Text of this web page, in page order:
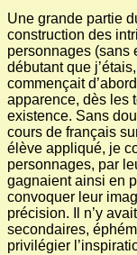
Une grande partie
construction des
personnages (sans
débutant que
commençait
apparence, dès les
existence. Sans
cours de français
élève appliqué, je
personnages, par
gagnaient ainsi en
convoquer leur
précision. Il n’y
secondaires,
privilégier